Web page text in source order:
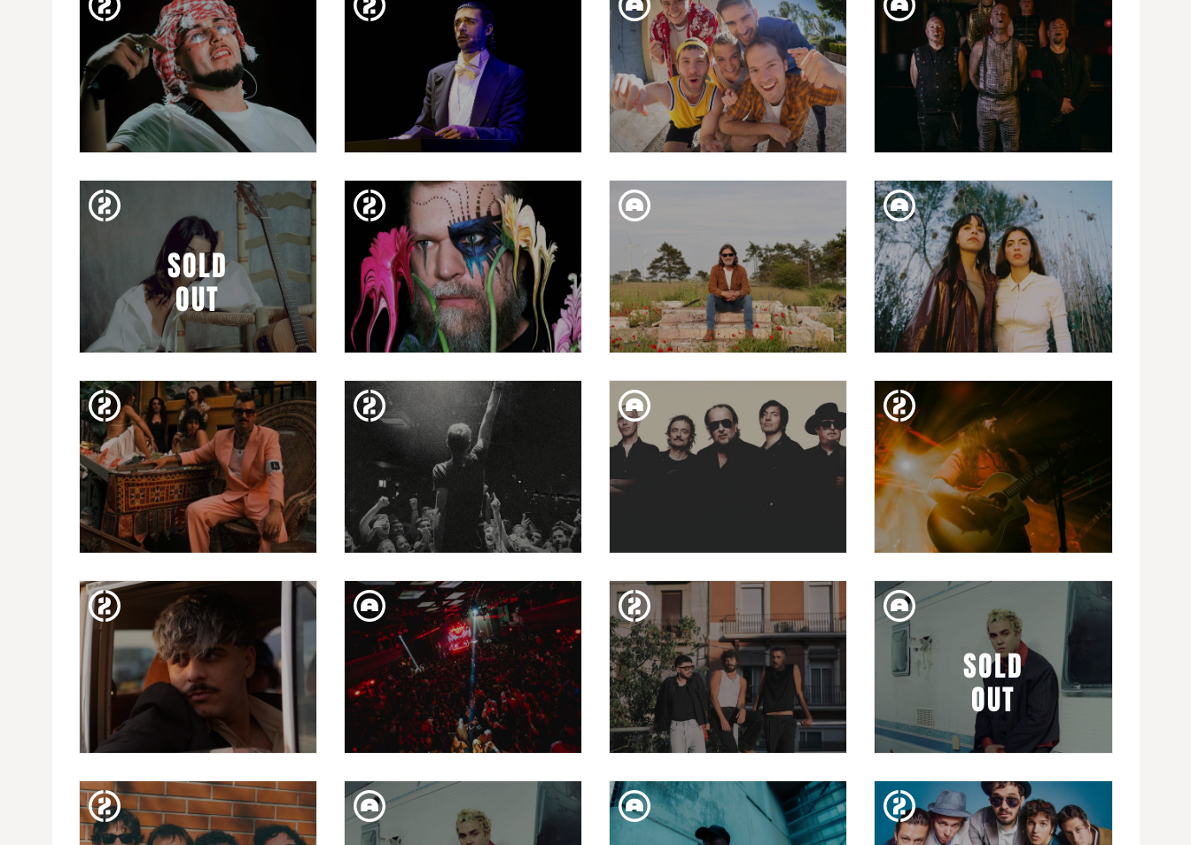
HENS
EMPREMTES 2026 | XARIM
ARESTÉ
AFERS: KYNE + MAR ALEJO
YNESTROSA
CARLO AMLETO - SCHERZO
Nº1 OPERA PRIMA
CAMALEONS | AMBAUKA
MEINSTEIN "RAMMSTEIN
LIVE EXPERIENCE"
SOLD
OUT
MAFALDA CARDENAL JOHN GRANT
QUIQUE GONZÁLEZ PRESENTA
1973
TARTA RELENA
KADEBOSTANY TOM MEIGHAN GLUECIFER SHAWN JAMES
EL BOBO DE LAS 3000 LO VERDADERO CLUB EMPREMTES 2026 | ÉXTASIS
SOLD
OUT
BARRY B